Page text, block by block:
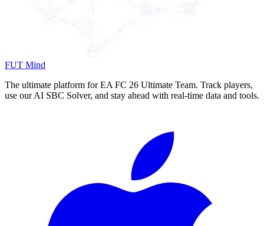
FUT Mind
The ultimate platform for EA FC 26 Ultimate Team. Track players,
use our AI SBC Solver, and stay ahead with real-time data and tools.